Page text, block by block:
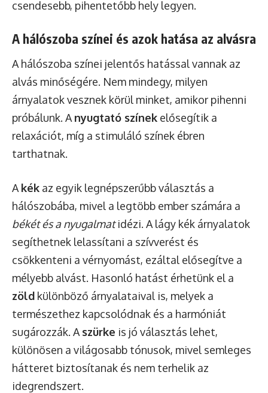
csendesebb, pihentetőbb hely legyen.
A hálószoba színei és azok hatása az alvásra
A hálószoba színei jelentős hatással vannak az
alvás minőségére. Nem mindegy, milyen
árnyalatok vesznek körül minket, amikor pihenni
próbálunk. A nyugtató színek elősegítik a
relaxációt, míg a stimuláló színek ébren
tarthatnak.
A kék az egyik legnépszerűbb választás a
hálószobába, mivel a legtöbb ember számára a
békét és a nyugalmatidézi. A lágy kék árnyalatok
segíthetnek lelassítani a szívverést és
csökkenteni a vérnyomást, ezáltal elősegítve a
mélyebb alvást. Hasonló hatást érhetünk el a
zöld különböző árnyalataival is, melyek a
természethez kapcsolódnak és a harmóniát
sugározzák. A szürke is jó választás lehet,
különösen a világosabb tónusok, mivel semleges
hátteret biztosítanak és nem terhelik az
idegrendszert.